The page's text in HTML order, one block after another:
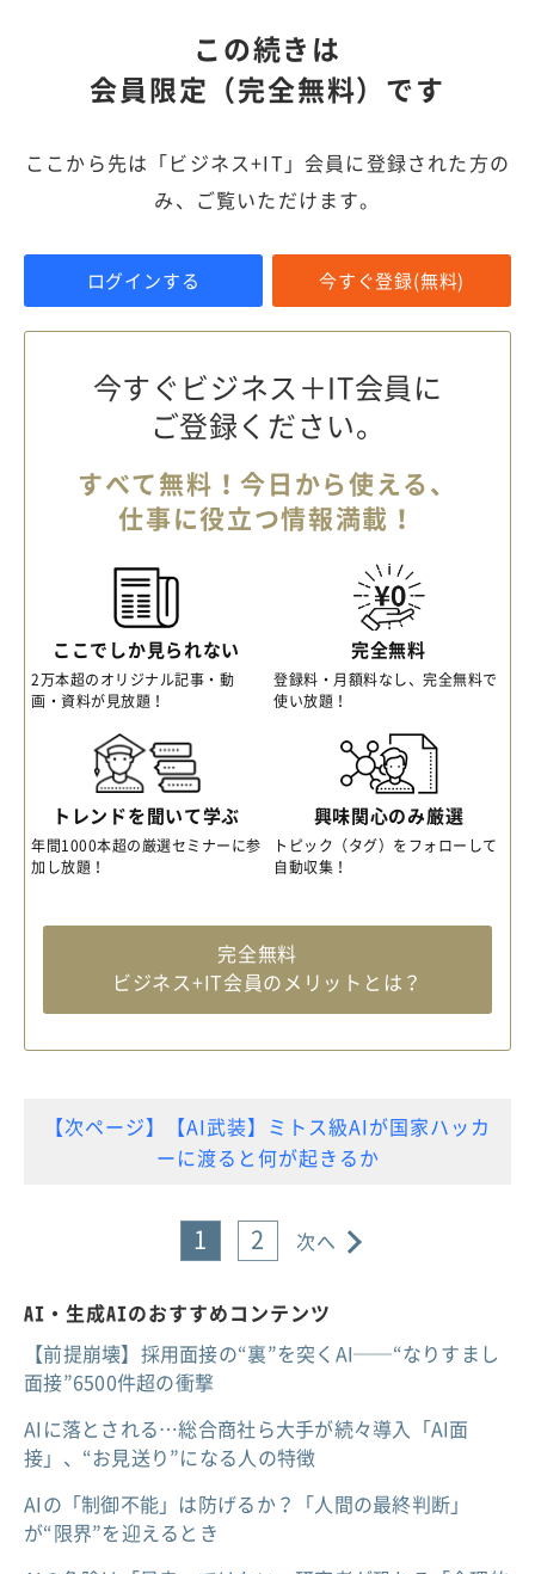
この続きは
会員限定（完全無料）です
ここから先は「ビジネス+IT」会員に登録された方の
み、ご覧いただけます。
ログインする 今すぐ登録(無料)
今すぐビジネス＋IT会員に
ご登録ください。
すべて無料！今日から使える、
仕事に役立つ情報満載！
ここでしか見られない
2万本超のオリジナル記事・動
画・資料が見放題！
完全無料
登録料・月額料なし、完全無料で
使い放題！
トレンドを聞いて学ぶ
年間1000本超の厳選セミナーに参
加し放題！
興味関心のみ厳選
トピック（タグ）をフォローして
自動収集！
完全無料
ビジネス+IT会員のメリットとは？
【次ページ】【AI武装】ミトス級AIが国家ハッカ
ーに渡ると何が起きるか
1 2 次へ
AI・生成AIのおすすめコンテンツ
【前提崩壊】採用面接の“裏”を突くAI──“なりすまし
面接”6500件超の衝撃
AIに落とされる…総合商社ら大手が続々導入「AI面
接」、“お見送り”になる人の特徴
AIの「制御不能」は防げるか？「人間の最終判断」
が“限界”を迎えるとき